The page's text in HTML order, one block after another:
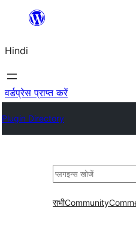
सामग्री
जाएं
Hindi
वर्डप्रेस प्राप्त करें
Plugin Directory
खोजें
सभीCommunity